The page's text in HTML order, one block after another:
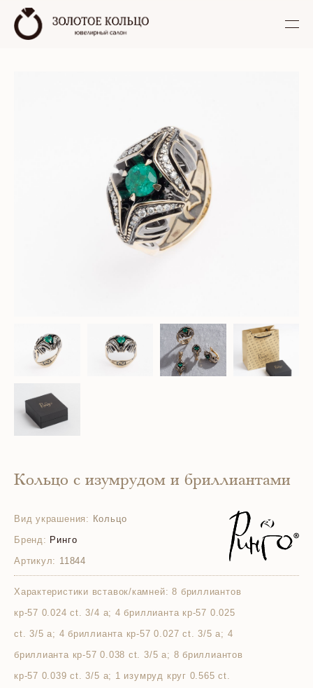
Кольцо с изумрудом и бриллиантами
Вид украшения: Кольцо
Бренд: Ринго
Артикул: 11844
Характеристики вставок/камней: 8 бриллиантов
кр-57 0.024 ct. 3/4 а; 4 бриллианта кр-57 0.025
ct. 3/5 а; 4 бриллианта кр-57 0.027 ct. 3/5 а; 4
бриллианта кр-57 0.038 ct. 3/5 а; 8 бриллиантов
кр-57 0.039 ct. 3/5 а; 1 изумруд круг 0.565 ct.